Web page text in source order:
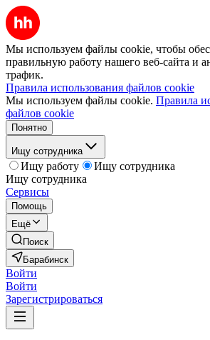
Мы используем файлы cookie, чтобы
правильную работу нашего веб-сайта и
трафик.
Правила использования файлов cookie
Мы используем файлы cookie. Правила
файлов cookie
Понятно
Ищу сотрудника
Ищу работу
Ищу сотрудника
Ищу сотрудника
Сервисы
Помощь
Ещё
Поиск
Барабинск
Войти
Войти
Зарегистрироваться